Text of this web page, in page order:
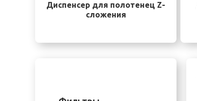
Диспенсер для полотенец Z-
сложения